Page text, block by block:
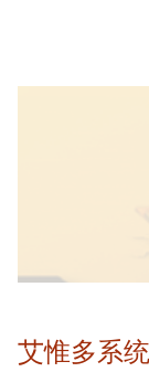
艾惟多系